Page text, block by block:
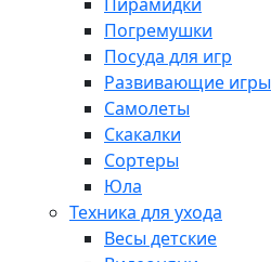
Погремушки
Посуда для игр
Развивающие игры
Самолеты
Скакалки
Сортеры
Юла
Техника для ухода
Весы детские